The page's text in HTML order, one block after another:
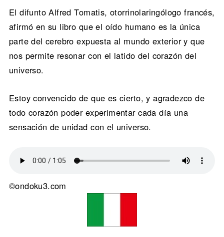
El difunto Alfred Tomatis, otorrinolaringólogo francés,
afirmó en su libro que el oído humano es la única
parte del cerebro expuesta al mundo exterior y que
nos permite resonar con el latido del corazón del
universo.
Estoy convencido de que es cierto, y agradezco de
todo corazón poder experimentar cada día una
sensación de unidad con el universo.
©ondoku3.com